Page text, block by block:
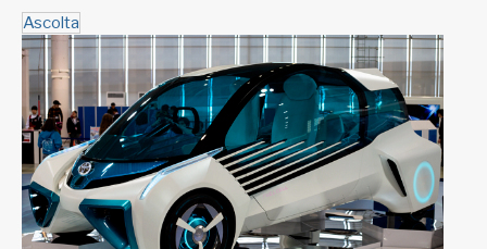
Ascolta